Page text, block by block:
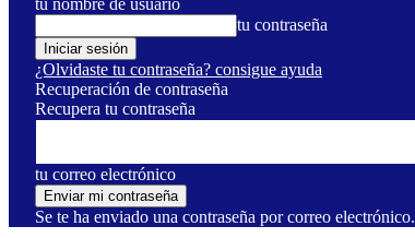
tu nombre de usuario
tu contraseña
¿Olvidaste tu contraseña? consigue ayuda
Recuperación de contraseña
Recupera tu contraseña
tu correo electrónico
Se te ha enviado una contraseña por correo electrónico.